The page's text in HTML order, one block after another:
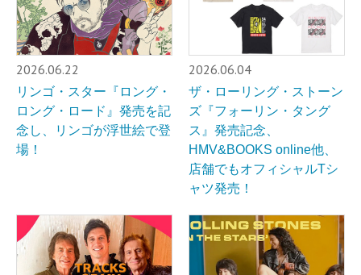
2026.06.22
リンゴ・スター『ロング・
ロング・ロード』発売を記
念し、リンゴが浮世絵で登
場！
2026.06.04
ザ・ローリング・ストーン
ズ『フォーリン・タング
ス』発売記念、
HMV&BOOKS online他、
店舗でもオフィシャルTシ
ャツ発売！